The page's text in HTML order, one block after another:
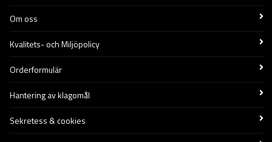
Om oss
Kvalitets- och Miljöpolicy
Orderformulär
Hantering av klagomål
Sekretess & cookies